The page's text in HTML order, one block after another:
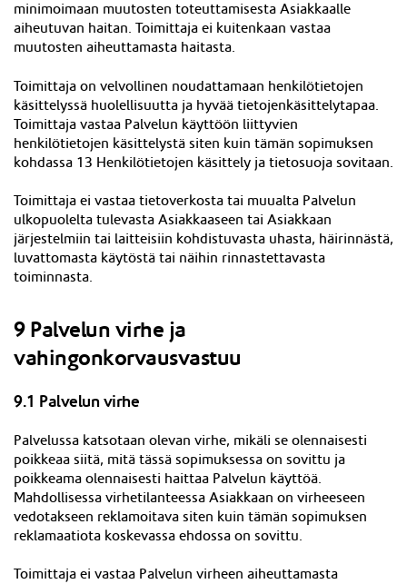
minimoimaan muutosten toteuttamisesta Asiakkaalle
aiheutuvan haitan. Toimittaja ei kuitenkaan vastaa
muutosten aiheuttamasta haitasta.
Toimittaja on velvollinen noudattamaan henkilötietojen
käsittelyssä huolellisuutta ja hyvää tietojenkäsittelytapaa.
Toimittaja vastaa Palvelun käyttöön liittyvien
henkilötietojen käsittelystä siten kuin tämän sopimuksen
kohdassa 13 Henkilötietojen käsittely ja tietosuoja sovitaan.
Toimittaja ei vastaa tietoverkosta tai muualta Palvelun
ulkopuolelta tulevasta Asiakkaaseen tai Asiakkaan
järjestelmiin tai laitteisiin kohdistuvasta uhasta, häirinnästä,
luvattomasta käytöstä tai näihin rinnastettavasta
toiminnasta.
9 Palvelun virhe ja
vahingonkorvausvastuu
9.1 Palvelun virhe
Palvelussa katsotaan olevan virhe, mikäli se olennaisesti
poikkeaa siitä, mitä tässä sopimuksessa on sovittu ja
poikkeama olennaisesti haittaa Palvelun käyttöä.
Mahdollisessa virhetilanteessa Asiakkaan on virheeseen
vedotakseen reklamoitava siten kuin tämän sopimuksen
reklamaatiota koskevassa ehdossa on sovittu.
Toimittaja ei vastaa Palvelun virheen aiheuttamasta